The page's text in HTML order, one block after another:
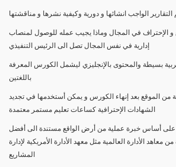
الواجب انشائها و دورية وكيفية نشرها و مناقشتها
و الإحتراف في المجال وماذا يجيب عمله للوصول لمنصاب
إدارية في نفس المجال تصل الى الرئيس التنفيذي
بسيطة والمحتوى بالإنجليزي ليشمل الكورس المعرفة
باللغتين
الموقع بعد إنهاء الكورس و يمكن أستخدمها في تجديد
الشهادات الإحترافية كساعات تعليم مستمر معتمدة
أساس خبرة عملية من أرض الواقع مستندة الى أفضل
معاهد الأدارة العالمية مثل معهد الأدارة الأمريكية لإدارة
المشاريع